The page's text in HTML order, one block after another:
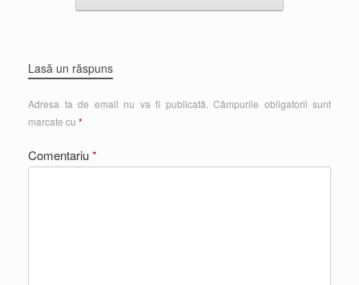
Lasă un răspuns
Adresa ta de email nu va fi publicată. Câmpurile obligatorii sunt
marcate cu *
Comentariu*